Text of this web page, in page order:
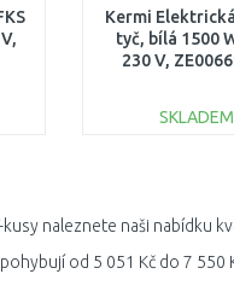
Kermi
tyč, bílá 1500
230 V,
SKLADEM
naleznete naši nabídku
od 5 051 Kč do 7 550